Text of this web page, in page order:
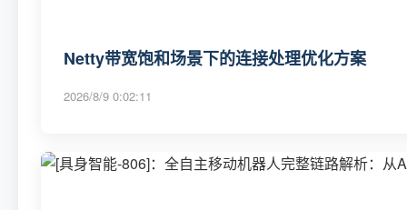
Netty带宽饱和场景下的连接处理优化方案
2026/8/9 0:02:11